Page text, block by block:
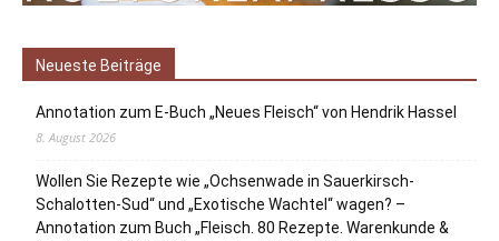
Neueste Beiträge
Annotation zum E-Buch „Neues Fleisch“ von Hendrik Hassel
8. August 2026
Wollen Sie Rezepte wie „Ochsenwade in Sauerkirsch-
Schalotten-Sud“ und „Exotische Wachtel“ wagen? –
Annotation zum Buch „Fleisch. 80 Rezepte. Warenkunde &